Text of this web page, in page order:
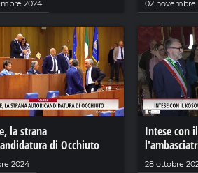
2024 02 novembre
la strana
di Occhiuto
2024
Intese con
28 ottobre